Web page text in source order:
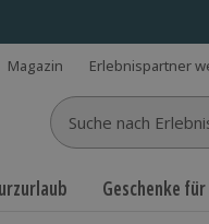
Magazin Erlebnispartner
Suche nach
Geschenke für